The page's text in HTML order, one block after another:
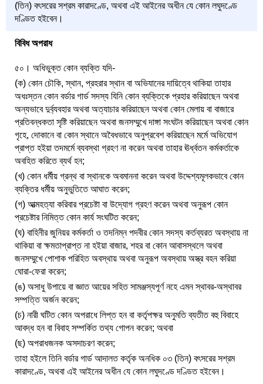
(তিন) বৎসরের সশ্রম কারাদণ্ডে, অথবা এই আইনের অধীন যে কোন লঘুদণ্ডে
দণ্ডিত হইবেন।
বিবিধ অপরাধ
৫০। অধিভুক্ত কোন ব্যক্তি যদি-
(ক) কোন চৌকি, স্থান, প্রহরার স্থান বা অভিযানের দায়িত্বে থাকিয়া তাহার
অধঃস্তন কোন বর্ডার গার্ড সদস্য যিনি কোন ব্যক্তিকে প্রহার করিয়াছেন অথবা
অন্যভাবে দুর্ব্যবহার অথবা অত্যাচার করিয়াছেন অথবা কোন মেলায় বা বাজারে
প্রতিবন্ধকতা সৃষ্টি করিয়াছেন অথবা জনসম্মুখে দাঙ্গা সংঘটন করিয়াছেন অথবা কোন
গৃহে, দোকানে বা কোন স্থানে অবৈধভাবে অনুপ্রবেশ করিয়াছেন মর্মে অভিযোগ
প্রাপ্ত হইয়া তদমর্মে ব্যবস্থা গ্রহণ না করেন অথবা তাহার ঊর্ধ্বতন কর্মকর্তাকে
অবহিত করিতে ব্যর্থ হন;
(খ) কোন ধর্মীয় গ্রন্থ বা স্থানকে অবমাননা করেন অথবা উদ্দেশ্যমূলকভাবে কোন
ব্যক্তির ধর্মীয় অনুভুতিতে আঘাত করেন;
(গ) আত্মহত্যা করিবার প্রচেষ্টা বা উদ্যোগ গ্রহণ করেন অথবা অনুরূপ কোন
প্রচেষ্টার নিমিত্ত কোন কার্য সংঘটিত করেন;
(ঘ) বাহিনীর জুনিয়র কর্মকর্তা ও তদনিম্ন পদবীর কোন সদস্য কর্তব্যরত অবস্থায় না
থাকিয়া বা ক্ষমতাপ্রাপ্ত না হইয়া বাজার, শহর বা কোন আবাসস্থলে অথবা
জনসম্মুখে পোশাক পরিহিত অবস্থায় অথবা অনুরূপ অবস্থায় অস্ত্র বহন করিয়া
ঘোরা-ফেরা করেন;
(ঙ) অসাধু উপায়ে বা জ্ঞাত আয়ের সহিত সামঞ্জস্যপূর্ণ নহে এমন স্থাবর-অস্থাবর
সম্পত্তি অর্জন করেন;
(চ) নারী ঘটিত কোন অপরাধে লিপ্ত হন বা কর্তৃপক্ষর অনুমতি ব্যতীত বহু বিবাহে
আবদ্ধ হন বা বিবাহ সম্পর্কিত তথ্য গোপন করেন; অথবা
(ছ) অপরাধজনক অসদাচরণ করেন;
তাহা হইলে তিনি বর্ডার গার্ড আদালত কর্তৃক অনধিক ০৩ (তিন) বৎসরের সশ্রম
কারাদণ্ডে, অথবা এই আইনের অধীন যে কোন লঘুদণ্ডে দণ্ডিত হইবেন।